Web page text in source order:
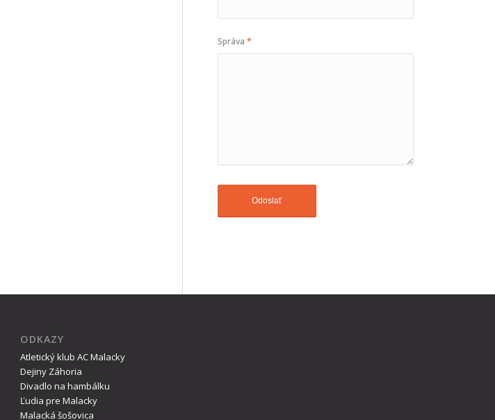
Správa *
ODKAZY
Atletický klub AC Malacky
Dejiny Záhoria
Divadlo na hambálku
Ľudia pre Malacky
Malacká šošovica